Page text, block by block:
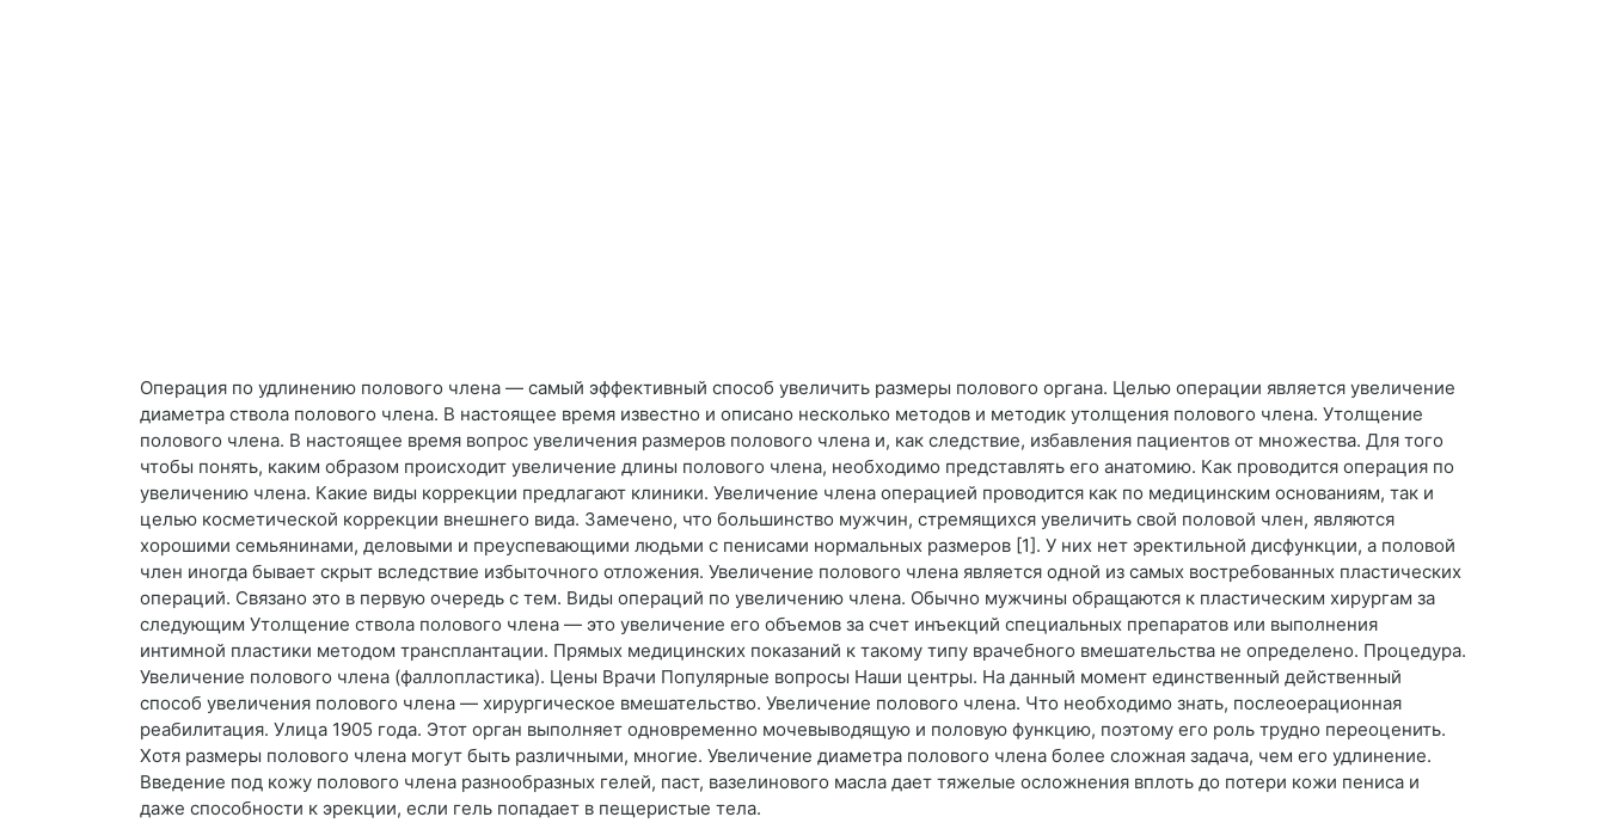
Операция по удлинению полового члена — самый эффективный способ увеличить размеры полового органа. Целью операции является увеличение
диаметра ствола полового члена. В настоящее время известно и описано несколько методов и методик утолщения полового члена. Утолщение
полового члена. В настоящее время вопрос увеличения размеров полового члена и, как следствие, избавления пациентов от множества. Для того
чтобы понять, каким образом происходит увеличение длины полового члена, необходимо представлять его анатомию. Как проводится операция по
увеличению члена. Какие виды коррекции предлагают клиники. Увеличение члена операцией проводится как по медицинским основаниям, так и
целью косметической коррекции внешнего вида. Замечено, что большинство мужчин, стремящихся увеличить свой половой член, являются
хорошими семьянинами, деловыми и преуспевающими людьми с пенисами нормальных размеров [1]. У них нет эректильной дисфункции, а половой
член иногда бывает скрыт вследствие избыточного отложения. Увеличение полового члена является одной из самых востребованных пластических
операций. Связано это в первую очередь с тем. Виды операций по увеличению члена. Обычно мужчины обращаются к пластическим хирургам за
следующим Утолщение ствола полового члена — это увеличение его объемов за счет инъекций специальных препаратов или выполнения
интимной пластики методом трансплантации. Прямых медицинских показаний к такому типу врачебного вмешательства не определено. Процедура.
Увеличение полового члена (фаллопластика). Цены Врачи Популярные вопросы Наши центры. На данный момент единственный действенный
способ увеличения полового члена — хирургическое вмешательство. Увеличение полового члена. Что необходимо знать, послеоерационная
реабилитация. Улица 1905 года. Этот орган выполняет одновременно мочевыводящую и половую функцию, поэтому его роль трудно переоценить.
Хотя размеры полового члена могут быть различными, многие. Увеличение диаметра полового члена более сложная задача, чем его удлинение.
Введение под кожу полового члена разнообразных гелей, паст, вазелинового масла дает тяжелые осложнения вплоть до потери кожи пениса и
даже способности к эрекции, если гель попадает в пещеристые тела.